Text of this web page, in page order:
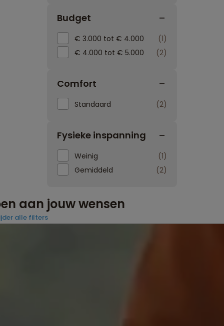
Budget
€ 3.000 tot € 4.000
1
€ 4.000 tot € 5.000
2
Comfort
Standaard 2
Fysieke inspanning
Weinig
1
Gemiddeld
2
aan jouw wensen
alle filters